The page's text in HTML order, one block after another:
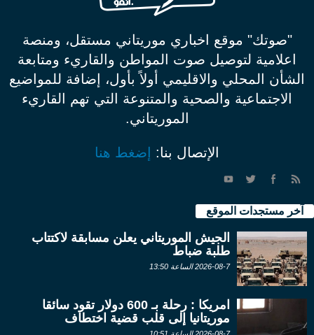
"صوتك" موقع اخباري موريتاني مستقل، ومنصة
اعلامية لتوصيل صوت المواطن والقاريء ومتابعة
الشأن المحلي والاقليمي أولاً بأول، إضافة للمواضيع
الاجتماعية والصحية والمتنوعة التي تهم القاريء
الموريتاني.
الإتصال بنا: إضغط هنا
آخر مستجدات الموقع
الجيش الموريتاني يعلن مسابقة لاكتتاب
طلبة ضباط
2026-08-7 الساعة 13:50
امريكا : رحلة بـ 600 دولار تقود سائقا
موريتانيا إلى قلب قضية اختطاف